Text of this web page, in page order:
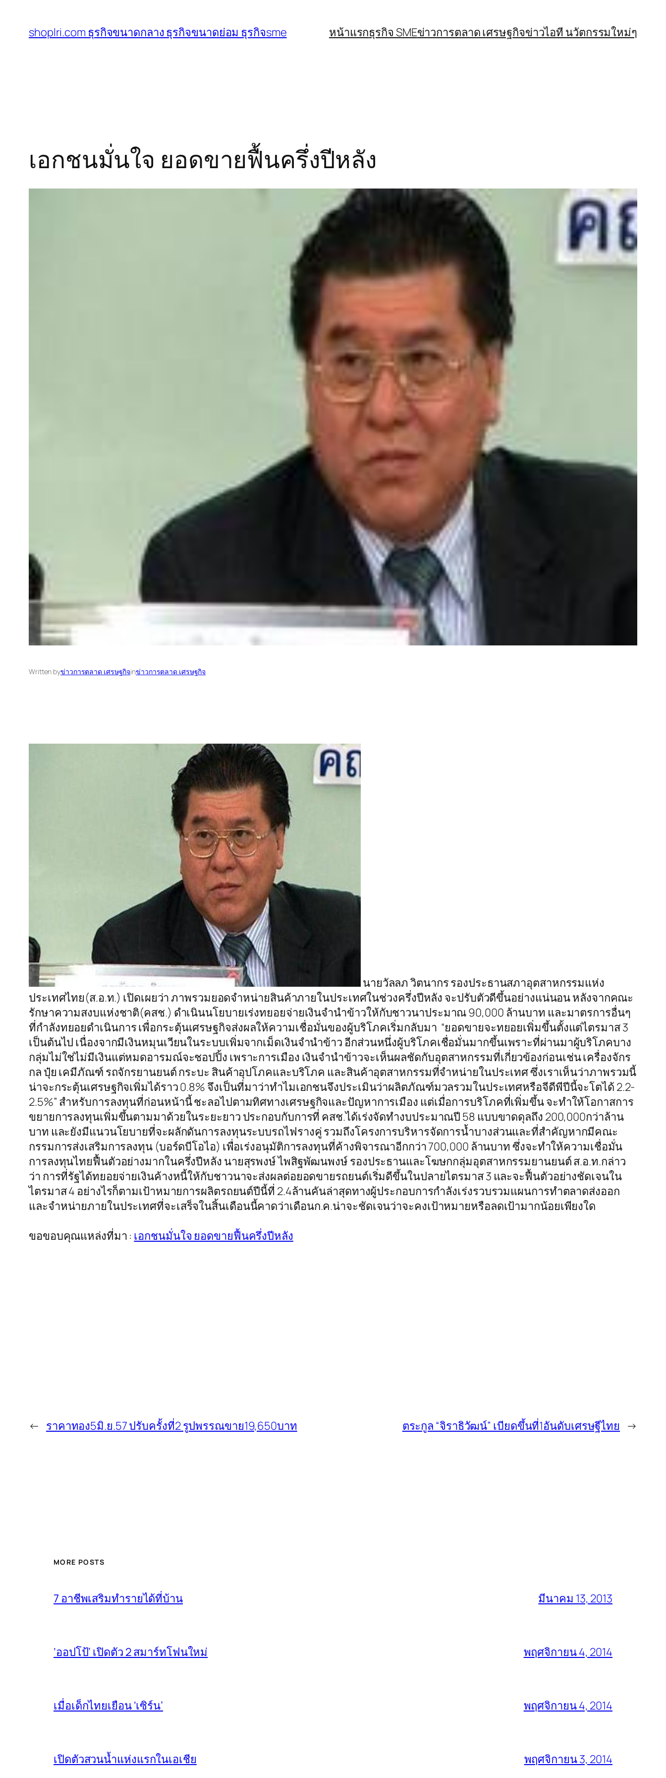
shoplri.com ธุรกิจขนาดกลาง ธุรกิจขนาดย่อม ธุรกิจsme หน้าแรกธุรกิจ SMEข่าวการตลาด เศรษฐกิจข่าวไอที นวัตกรรมใหม่ๆ
เอกชนมั่นใจ ยอดขายฟื้นครึ่งปีหลัง
Written byข่าวการตลาด เศรษฐกิจinข่าวการตลาด เศรษฐกิจ
นายวัลลภ วิตนากร รองประธานสภาอุตสาหกรรมแห่ง
ประเทศไทย(ส.อ.ท.) เปิดเผยว่า ภาพรวมยอดจำหน่ายสินค้าภายในประเทศในช่วงครึ่งปีหลัง จะปรับตัวดีขึ้นอย่างแน่นอน หลังจากคณะ
รักษาความสงบแห่งชาติ(คสช.) ดำเนินนโยบายเร่งทยอยจ่ายเงินจำนำข้าวให้กับชาวนาประมาณ 90,000 ล้านบาท และมาตรการอื่นๆ
ที่กำลังทยอยดำเนินการ เพื่อกระตุ้นเศรษฐกิจส่งผลให้ความเชื่อมั่นของผู้บริโภคเริ่มกลับมา “ยอดขายจะทยอยเพิ่มขึ้นตั้งแต่ไตรมาส 3
เป็นต้นไป เนื่องจากมีเงินหมุนเวียนในระบบเพิ่มจากเม็ดเงินจำนำข้าว อีกส่วนหนึ่งผู้บริโภคเชื่อมั่นมากขึ้นเพราะที่ผ่านมาผู้บริโภคบาง
กลุ่มไม่ใช่ไม่มีเงินแต่หมดอารมณ์จะชอปปิ้ง เพราะการเมือง เงินจำนำข้าวจะเห็นผลชัดกับอุตสาหกรรมที่เกี่ยวข้องก่อนเช่น เครื่องจักร
กล ปุ๋ย เคมีภัณฑ์ รถจักรยานยนต์ กระบะ สินค้าอุปโภคและบริโภค และสินค้าอุตสาหกรรมที่จำหน่ายในประเทศ ซึ่งเราเห็นว่าภาพรวมนี้
น่าจะกระตุ้นเศรษฐกิจเพิ่มได้ราว 0.8% จึงเป็นที่มาว่าทำไมเอกชนจึงประเมินว่าผลิตภัณฑ์มวลรวมในประเทศหรือจีดีพีปีนี้จะโตได้ 2.2-
2.5%” สำหรับการลงทุนที่ก่อนหน้านี้ ชะลอไปตามทิศทางเศรษฐกิจและปัญหาการเมือง แต่เมื่อการบริโภคที่เพิ่มขึ้น จะทำให้โอกาสการ
ขยายการลงทุนเพิ่มขึ้นตามมาด้วยในระยะยาว ประกอบกับการที่ คสช.ได้เร่งจัดทำงบประมาณปี 58 แบบขาดดุลถึง 200,000กว่าล้าน
บาท และยังมีแนวนโยบายที่จะผลักดันการลงทุนระบบรถไฟรางคู่ รวมถึงโครงการบริหารจัดการน้ำบางส่วนและที่สำคัญหากมีคณะ
กรรมการส่งเสริมการลงทุน (บอร์ดบีโอไอ) เพื่อเร่งอนุมัติการลงทุนที่ค้างพิจารณาอีกกว่า 700,000 ล้านบาท ซึ่งจะทำให้ความเชื่อมั่น
การลงทุนไทยฟื้นตัวอย่างมากในครึ่งปีหลัง นายสุรพงษ์ ไพสิฐพัฒนพงษ์ รองประธานและโฆษกกลุ่มอุตสาหกรรมยานยนต์ ส.อ.ท.กล่าว
ว่า การที่รัฐได้ทยอยจ่ายเงินค้างหนี้ให้กับชาวนาจะส่งผลต่อยอดขายรถยนต์เริ่มดีขึ้นในปลายไตรมาส 3 และจะฟื้นตัวอย่างชัดเจนใน
ไตรมาส 4 อย่างไรก็ตามเป้าหมายการผลิตรถยนต์ปีนี้ที่ 2.4ล้านคันล่าสุดทางผู้ประกอบการกำลังเร่งรวบรวมแผนการทำตลาดส่งออก
และจำหน่ายภายในประเทศที่จะเสร็จในสิ้นเดือนนี้คาดว่าเดือนก.ค.น่าจะชัดเจนว่าจะคงเป้าหมายหรือลดเป้ามากน้อยเพียงใด
ขอขอบคุณแหล่งที่มา : เอกชนมั่นใจ ยอดขายฟื้นครึ่งปีหลัง
← ราคาทอง5มิ.ย.57 ปรับครั้งที่2 รูปพรรณขาย19,650บาท ตระกูล “จิราธิวัฒน์” เบียดขึ้นที่1อันดับเศรษฐีไทย →
MORE POSTS
7 อาชีพเสริมทำรายได้ที่บ้าน มีนาคม 13, 2013
‘ออปโป้’ เปิดตัว 2 สมาร์ทโฟนใหม่ พฤศจิกายน 4, 2014
เมื่อเด็กไทยเยือน ‘เซิร์น’ พฤศจิกายน 4, 2014
เปิดตัวสวนน้ำแห่งแรกในเอเชีย พฤศจิกายน 3, 2014